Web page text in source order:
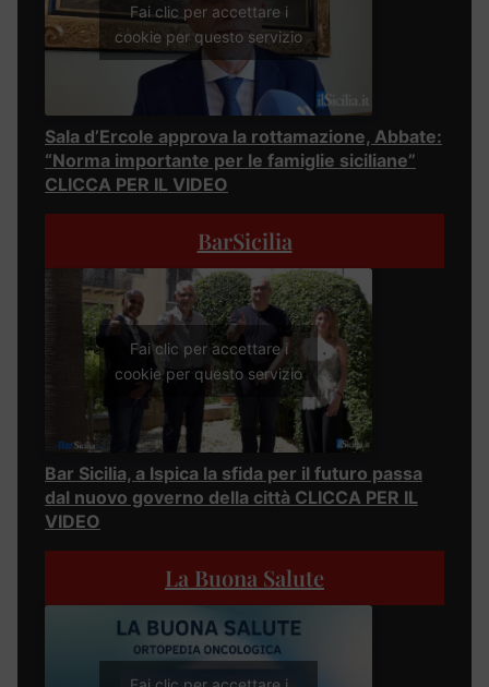
Fai clic per accettare i
cookie per questo servizio
Sala d’Ercole approva la rottamazione, Abbate:
“Norma importante per le famiglie siciliane”
CLICCA PER IL VIDEO
BarSicilia
Fai clic per accettare i
cookie per questo servizio
Bar Sicilia, a Ispica la sfida per il futuro passa
dal nuovo governo della città CLICCA PER IL
VIDEO
La Buona Salute